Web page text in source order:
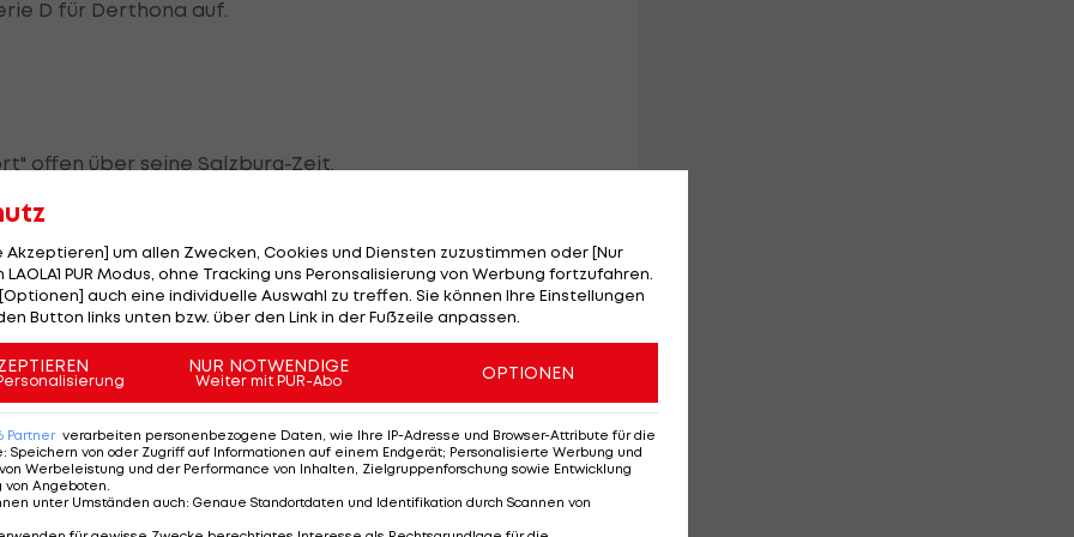
D für Derthona auf.
offen über seine Salzburg-Zeit.
Einrichtungen gesehen und war sprachlos. Es ist
und Upamecano sind von dort hervorgegangen;
"Als ich ankam, gab es innerhalb von zwei
Christoph Freundging zumFC Bayern München, und
Ausländer im Allgemeinen."
Akzeptieren] um allen Zwecken, Cookies und Diensten zuzustimmen oder [Nur
PUR Modus, ohne Tracking uns Peronsalisierung von Werbung fortzufahren.
auch eine individuelle Auswahl zu treffen. Sie können Ihre Einstellungen
Button links unten bzw. über den Link in der Fußzeile anpassen.
NUR NOTWENDIGE
Weiter mit PUR-Abo OPTIONEN
Partner verarbeiten personenbezogene Daten, wie Ihre IP-Adresse und Browser-Attribute für die
: Speichern von oder Zugriff auf Informationen auf einem Endgerät; Personalisierte Werbung und
Werbeleistung und der Performance von Inhalten, Zielgruppenforschung sowie Entwicklung
von Angeboten.
unter Umständen auch: Genaue Standortdaten und Identifikation durch Scannen von